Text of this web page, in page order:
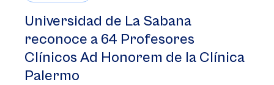
Universidad de La Sabana
reconoce a 64 Profesores
Clínicos Ad Honorem de la Clínica
Palermo